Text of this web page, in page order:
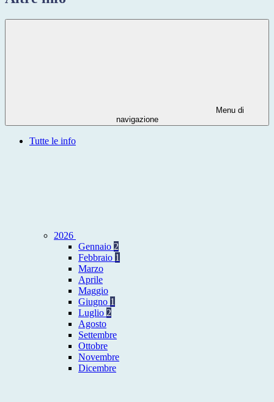
Menu di
navigazione
Tutte le info
2026
Gennaio 2
Febbraio 1
Marzo
Aprile
Maggio
Giugno 1
Luglio 2
Agosto
Settembre
Ottobre
Novembre
Dicembre